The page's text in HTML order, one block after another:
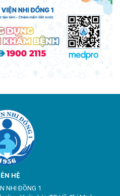
HỆ
NHI ĐỒNG 1